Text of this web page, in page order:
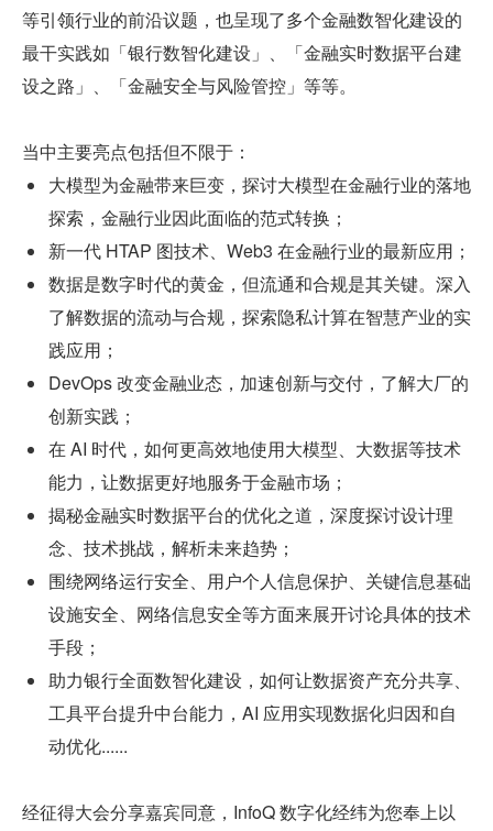
等引领行业的前沿议题，也呈现了多个金融数智化建设的
最干实践如「银行数智化建设」、「金融实时数据平台建
设之路」、「金融安全与风险管控」等等。
当中主要亮点包括但不限于：
大模型为金融带来巨变，探讨大模型在金融行业的落地
探索，金融行业因此面临的范式转换；
新一代 HTAP 图技术、Web3 在金融行业的最新应用；
数据是数字时代的黄金，但流通和合规是其关键。深入
了解数据的流动与合规，探索隐私计算在智慧产业的实
践应用；
DevOps 改变金融业态，加速创新与交付，了解大厂的
创新实践；
在 AI 时代，如何更高效地使用大模型、大数据等技术
能力，让数据更好地服务于金融市场；
揭秘金融实时数据平台的优化之道，深度探讨设计理
念、技术挑战，解析未来趋势；
围绕网络运行安全、用户个人信息保护、关键信息基础
设施安全、网络信息安全等方面来展开讨论具体的技术
手段；
助力银行全面数智化建设，如何让数据资产充分共享、
工具平台提升中台能力，AI 应用实现数据化归因和自
动优化......
经征得大会分享嘉宾同意，InfoQ 数字化经纬为您奉上以